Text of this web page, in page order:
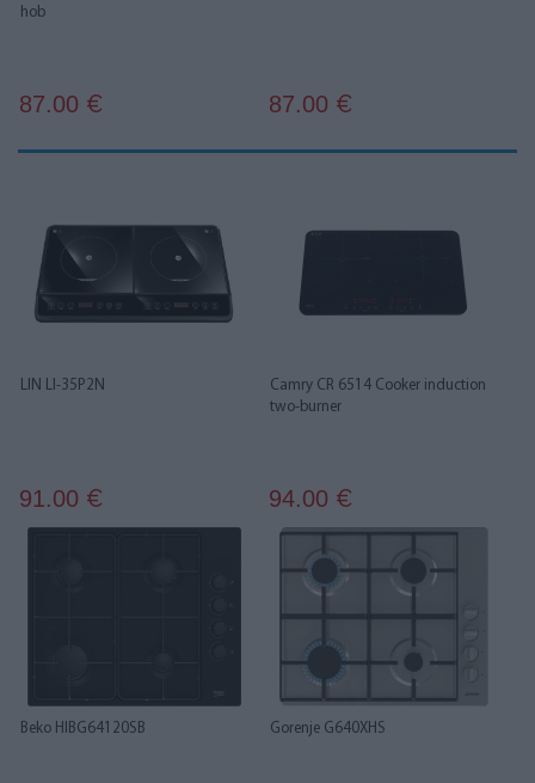
hob
87.00 € 87.00 €
LIN LI-35P2N
91.00 €
Camry CR 6514 Cooker induction
two-burner
94.00 €
Beko HIBG64120SB Gorenje G640XHS